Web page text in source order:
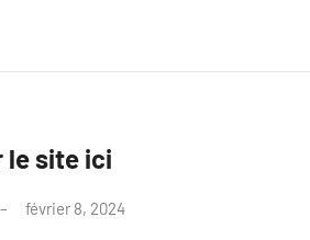
le site ici
février 8, 2024